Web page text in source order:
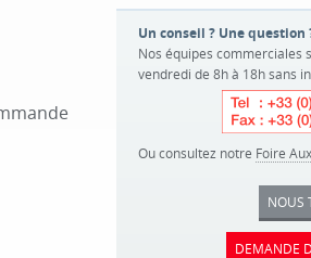
Un conseil ? Une question
Nos équipes commerciales
vendredi de 8h à 18h sans
Ou consultez notre Foire
NOUS
DEMANDE